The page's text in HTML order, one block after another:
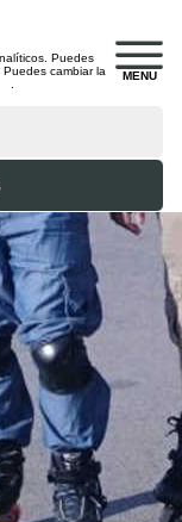
MENU
Puedes
cambiar la